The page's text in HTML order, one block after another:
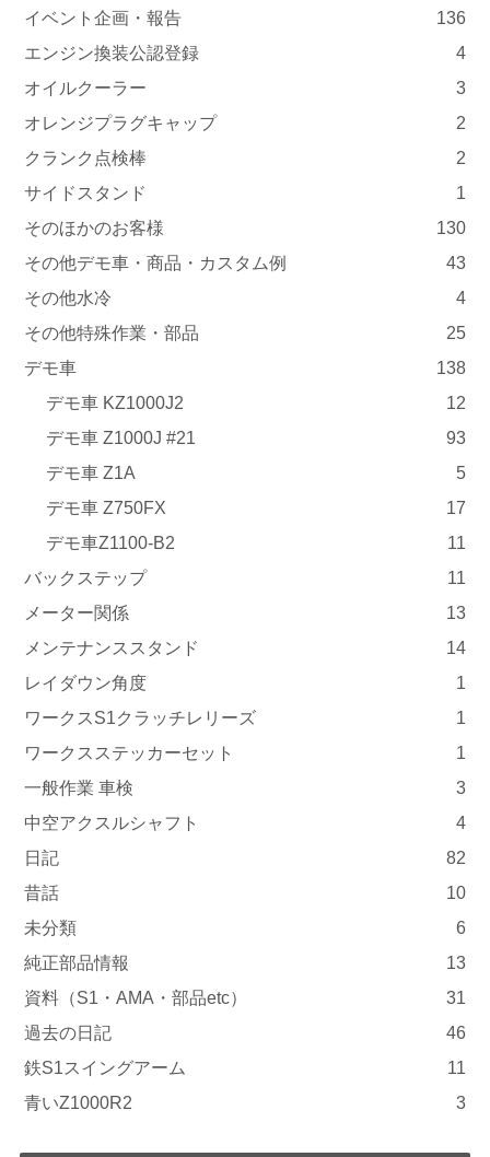
イベント企画・報告
136
エンジン換装公認登録
4
オイルクーラー
3
オレンジプラグキャップ
2
クランク点検棒
2
サイドスタンド
1
そのほかのお客様
130
その他デモ車・商品・カスタム例
43
その他水冷
4
その他特殊作業・部品
25
デモ車
138
デモ車 KZ1000J2
12
デモ車 Z1000J #21
93
デモ車 Z1A
5
デモ車 Z750FX
17
デモ車Z1100-B2
11
バックステップ
11
メーター関係
13
メンテナンススタンド
14
レイダウン角度
1
ワークスS1クラッチレリーズ
1
ワークスステッカーセット
1
一般作業 車検
3
中空アクスルシャフト
4
日記
82
昔話
10
未分類
6
純正部品情報
13
資料（S1・AMA・部品etc）
31
過去の日記
46
鉄S1スイングアーム
11
青いZ1000R2
3